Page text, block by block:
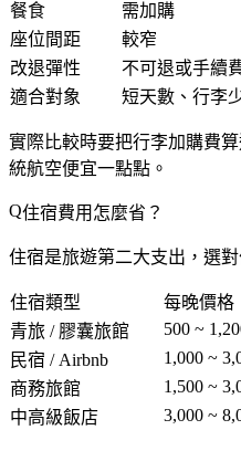
餐食 需加購
座位間距
較窄
改退彈性
不可退或手續
適合對象
短天數、行李
實際比較時要把行李加購費
統航空便宜一點點。
住宿費用怎麼省？
住宿是旅遊第二大支出，選
住宿類型 每晚價格
青旅 / 膠囊旅館
500 ~
民宿 / Airbnb
1,000 ~
商務旅館
1,500 ~
中高級飯店
3,000 ~